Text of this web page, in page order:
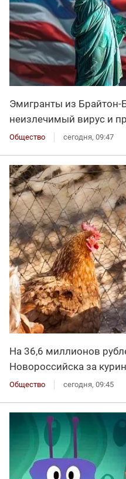
Эмигранты из Брайтон-
неизлечимый вирус и
Общество сегодня, 09:47
На 36,6 миллионов
Новороссийска за
Общество сегодня, 09:45